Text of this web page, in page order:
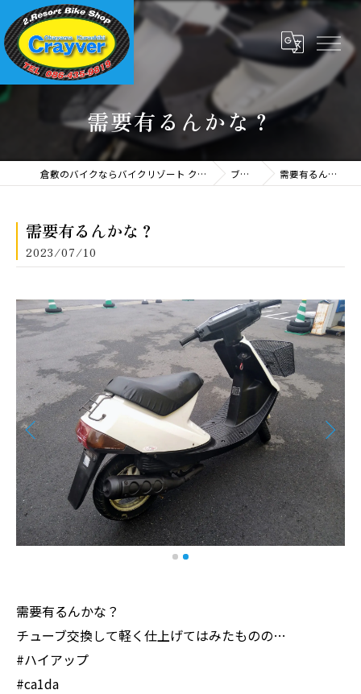
需要有るんかな？
倉敷のバイクならバイクリゾート クレイバー ブログ 需要有るんかな？
需要有るんかな？
2023/07/10
需要有るんかな？
チューブ交換して軽く仕上げてはみたものの…
#ハイアップ
#ca1da